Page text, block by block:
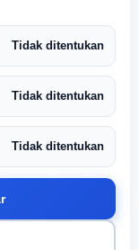
Tidak ditentukan
Tidak ditentukan
Tidak ditentukan